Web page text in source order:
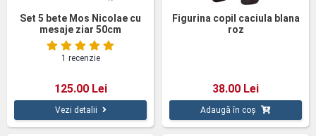
Set 5 bete Mos Nicolae cu
mesaje ziar 50cm
1 recenzie
125.00 Lei
Vezi detalii
Figurina copil caciula blana
roz
38.00 Lei
Adaugă în coș